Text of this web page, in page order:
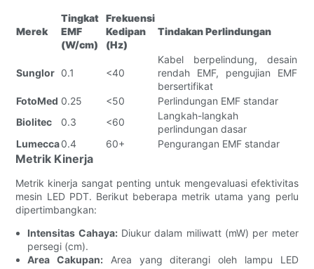
Merek
Tingkat
EMF
(W/cm)
Frekuensi
Kedipan
(Hz)
Tindakan Perlindungan
Sunglor 0.1 <40
Kabel berpelindung, desain
rendah EMF, pengujian EMF
bersertifikat
FotoMed 0.25 <50
Perlindungan EMF standar
Biolitec
0.3 <60
Langkah-langkah
perlindungan dasar
Lumecca0.4 60+ Pengurangan EMF standar
Metrik Kinerja
Metrik kinerja sangat penting untuk mengevaluasi efektivitas
mesin LED PDT. Berikut beberapa metrik utama yang perlu
dipertimbangkan:
Intensitas Cahaya:Diukur dalam miliwatt (mW) per meter
persegi (cm).
Area Cakupan:Area yang diterangi oleh lampu LED